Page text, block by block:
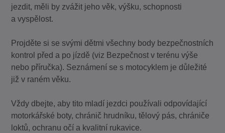
jezdit, měli by zvážit jeho věk, výšku, schopnosti
a vyspělost.
Projděte si se svými dětmi všechny body bezpečnostních
kontrol před a po jízdě (viz Bezpečnost v terénu výše
nebo příručka). Seznámení se s motocyklem je důležité
již v raném věku.
Vždy dbejte, aby tito mladí jezdci používali odpovídající
motorkářské boty, chránič hrudníku, tělový pás, chrániče
loktů, ochranu očí a kvalitní rukavice.